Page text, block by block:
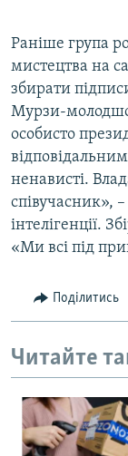
Раніше група
мистецтва на
збирати
Мурзи-
особисто
ненависті.
співучасник»,
інтелігенції.
«Ми всі під
Поділитись
Читайте